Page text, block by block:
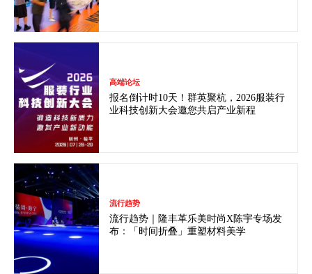
高端论坛
报名倒计时10天！群英聚杭，2026服装行
业科技创新大会邀您共启产业新程
流行趋势
流行趋势｜隆丰革乐美时尚X陈宇专场发
布：「时间折叠」重塑材料美学